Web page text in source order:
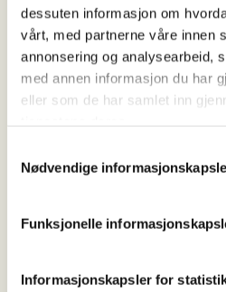
dessuten informasjon om
vårt, med partnerne våre innen
annonsering og analysearbeid,
med annen informasjon du har
eller som de har samlet inn
Nødvendige
Funksjonelle
Informasjonskapsler for
Kontaktperson
https://40029943
Målselv JFF inviterer til
introduksjon til enkelt fiske
noen båter tilgjengelig